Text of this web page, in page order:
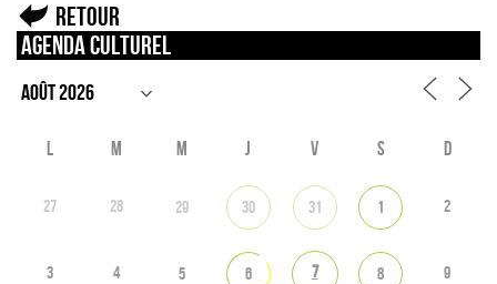
Retour
Agenda culturel
L M M J V S D
27 28 29 30 31 1 2
3 4 5 6 7 8 9